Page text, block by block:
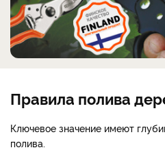
Правила полива
Ключевое значение имеют
полива.